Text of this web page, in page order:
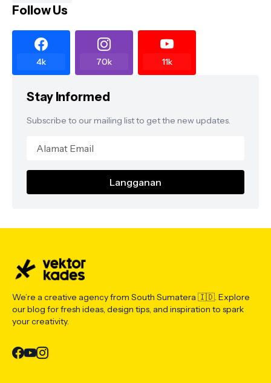
Follow Us
4k 70k 11k
Stay Informed
Subscribe to our mailing list to get the new updates.
We’re a creative agency from South Sumatera 🇮🇩. Explore
our blog for fresh ideas, design tips, and inspiration to spark
your creativity.